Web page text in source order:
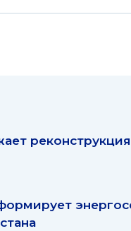
реконструкция